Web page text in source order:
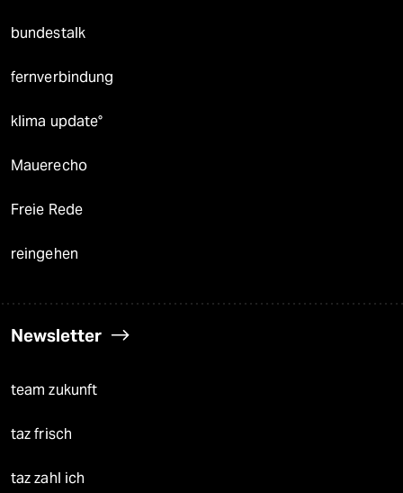
bundestalk
fernverbindung
klima update°
Mauerecho
Freie Rede
reingehen
Newsletter
team zukunft
taz frisch
taz zahl ich